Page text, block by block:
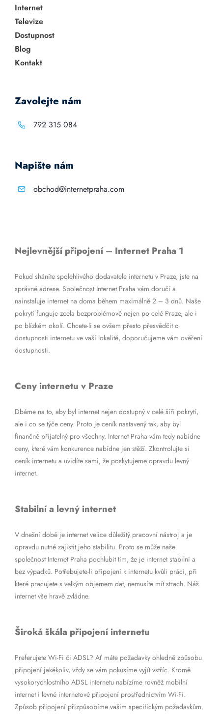
Internet
Televize
Dostupnost
Blog
Kontakt
Zavolejte nám
792 315 084
Napište nám
obchod@internetpraha.com
Nejlevnější připojení – Internet Praha 1
Pokud sháníte spolehlivého dodavatele internetu v Praze, jste na
správné adrese. Společnost Internet Praha vám doručí a
nainstaluje internet na doma během maximálně 2 – 3 dnů. Naše
pokrytí funguje zcela bezproblémově nejen po celé Praze, ale i
po blízkém okolí. Chcete-li se ovšem přesto přesvědčit o
dostupnosti internetu ve vaší lokalitě, doporučujeme vám ověření
dostupnosti.
Ceny internetu v Praze
Dbáme na to, aby byl internet nejen dostupný v celé šíři pokrytí,
ale i co se týče ceny. Proto je ceník nastavený tak, aby byl
finančně přijatelný pro všechny. Internet Praha vám tedy nabídne
ceny, které vám konkurence nabídne jen stěží. Zkontrolujte si
ceník internetu a uvidíte sami, že poskytujeme opravdu levný
internet.
Stabilní a levný internet
V dnešní době je internet velice důležitý pracovní nástroj a je
opravdu nutné zajistit jeho stabilitu. Proto se může naše
společnost Internet Praha pochlubit tím, že je internet stabilní a
bez výpadků. Potřebujete-li připojení k internetu kvůli práci, při
které pracujete s velkým objemem dat, nemusíte mít strach. Náš
internet vše hravě zvládne.
Široká škála připojení internetu
Preferujete Wi-Fi či ADSL? Ať máte požadavky ohledně způsobu
připojení jakékoliv, vždy se vám pokusíme vyjít vstříc. Kromě
vysokorychlostního ADSL internetu nabízíme rovněž mobilní
internet i levné internetové připojení prostřednictvím Wi-Fi.
Způsob připojení přizpůsobíme vašim specifickým požadavkům.